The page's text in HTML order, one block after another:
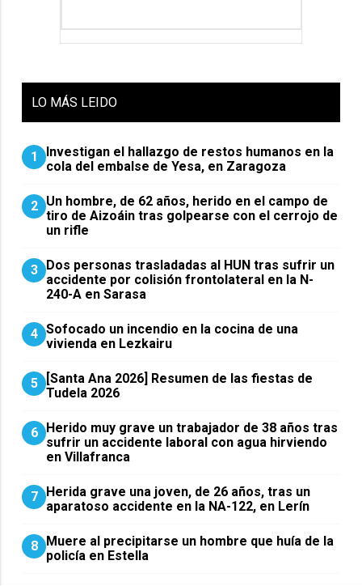
LO MÁS LEIDO
1
Investigan el hallazgo de restos humanos en la
cola del embalse de Yesa, en Zaragoza
2 Un hombre, de 62 años, herido en el campo de
tiro de Aizoáin tras golpearse con el cerrojo de
un rifle
3 ​Dos personas trasladadas al HUN tras sufrir un
accidente por colisión frontolateral en la N-
240-A en Sarasa
4 Sofocado un incendio en la cocina de una
vivienda en Lezkairu
5
[Santa Ana 2026] Resumen de las fiestas de
Tudela 2026
6 Herido muy grave un trabajador de 38 años tras
sufrir un accidente laboral con agua hirviendo
en Villafranca
7 Herida grave una joven, de 26 años, tras un
aparatoso accidente en la NA-122, en Lerín
8 Muere al precipitarse un hombre que huía de la
policía en Estella